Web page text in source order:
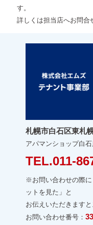
す。
詳しくは担当店へお問合
札幌市白石区東札
アパマンショップ白石
TEL.011-
※お問い合わせの際
ットを見た」と
お伝えいただきますと
お問い合わせ番号：